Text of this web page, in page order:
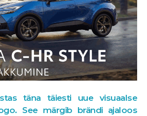
täna täiesti uue visuaalse
See märgib brändi ajaloos